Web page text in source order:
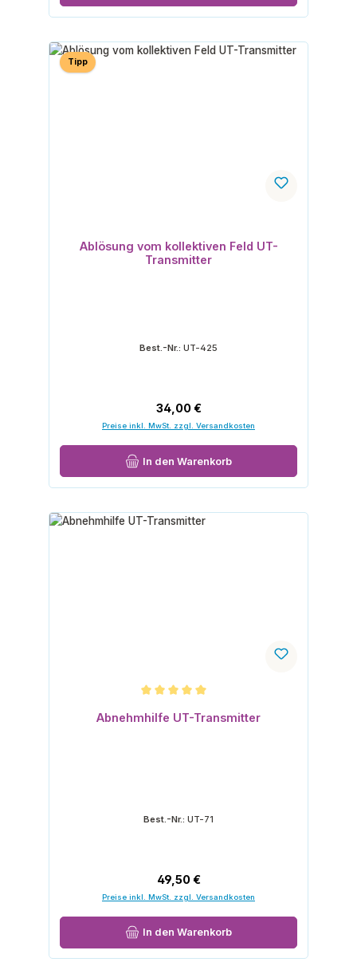
Tipp
Ablösung vom kollektiven Feld UT-
Transmitter
Best.-Nr.: UT-425
Regulärer Preis:
34,00 €
Preise inkl. MwSt. zzgl. Versandkosten
In den Warenkorb
Abnehmhilfe UT-Transmitter
Best.-Nr.: UT-71
Regulärer Preis:
49,50 €
Preise inkl. MwSt. zzgl. Versandkosten
In den Warenkorb